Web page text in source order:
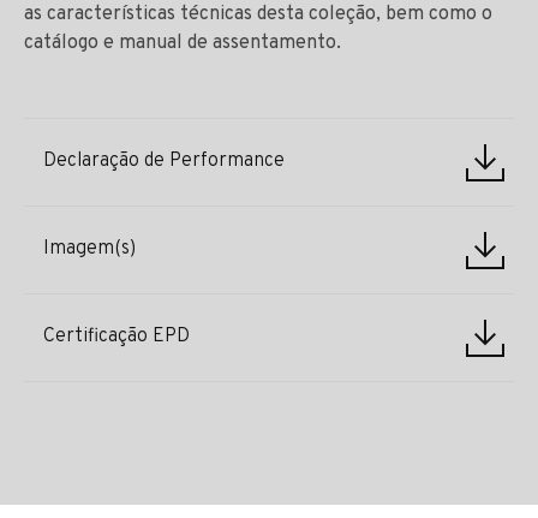
as características técnicas desta coleção, bem como o
catálogo e manual de assentamento.
Declaração de Performance
Imagem(s)
Certificação EPD